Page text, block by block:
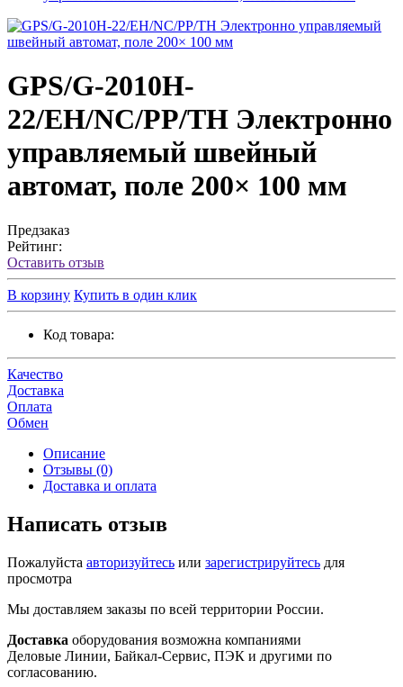
GPS/G‐2010H‐
22/EH/NC/PP/TH Электронно
управляемый швейный
автомат, поле 200× 100 мм
Предзаказ
Рейтинг:
Оставить отзыв
В корзину Купить в один клик
Код товара:
Качество
Доставка
Оплата
Обмен
Описание
Отзывы (0)
Доставка и оплата
Написать отзыв
Пожалуйста авторизуйтесь или зарегистрируйтесь для
просмотра
Мы доставляем заказы по всей территории России.
Доставка оборудования возможна компаниями
Деловые Линии, Байкал-Сервис, ПЭК и другими по
согласованию.